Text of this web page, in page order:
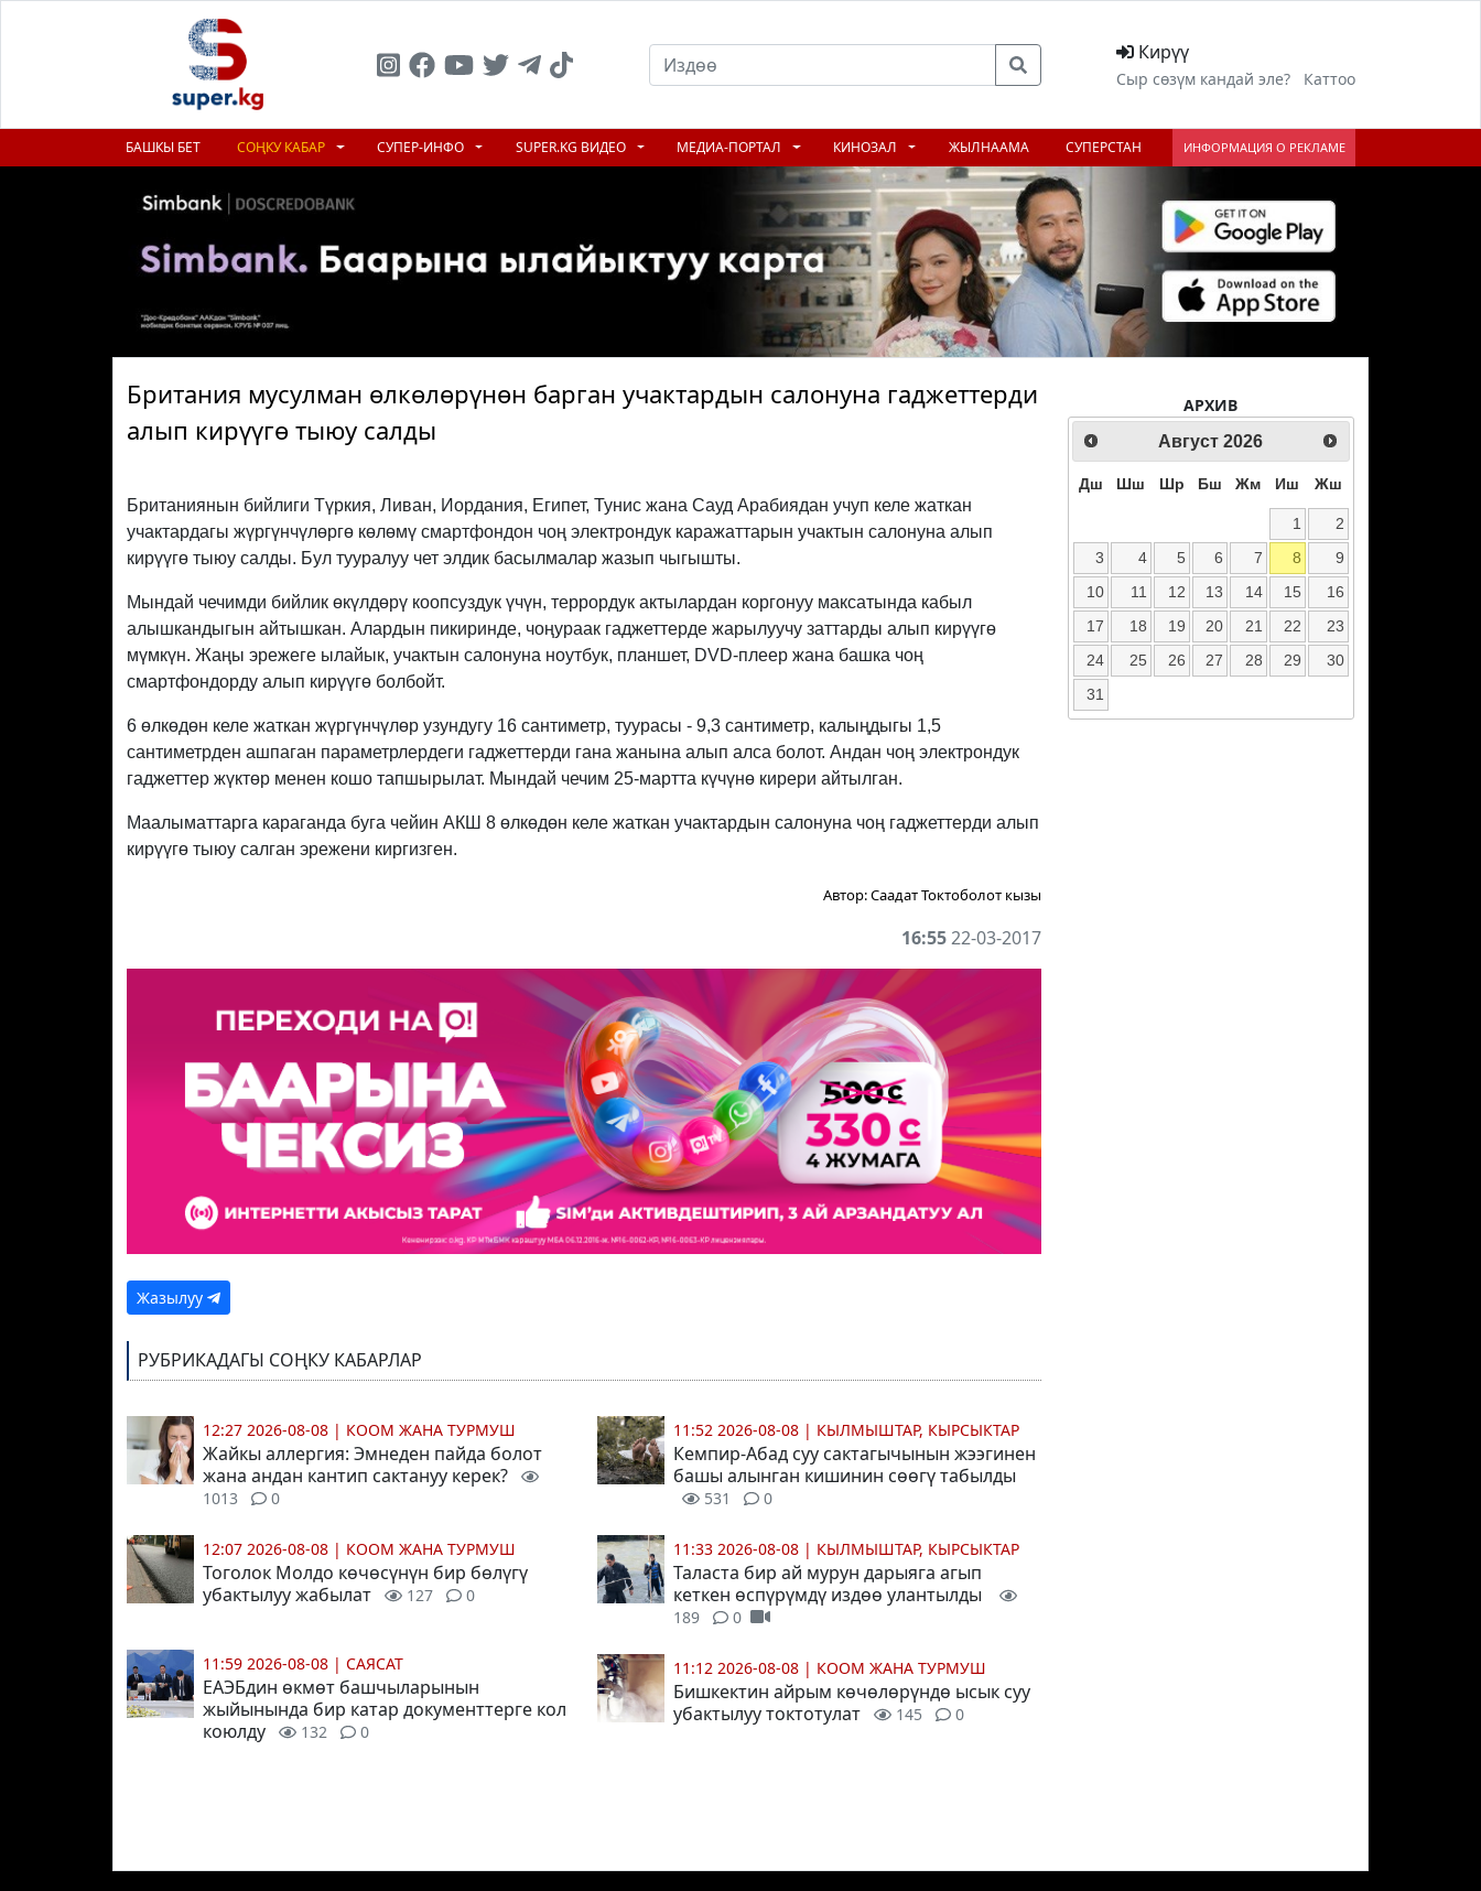
Кирүү
Сыр сөзүм кандай эле? Каттоо
БАШКЫ БЕТ СОҢКУ КАБАР СУПЕР-ИНФО SUPER.KG ВИДЕО МЕДИА-ПОРТАЛ КИНОЗАЛ ЖЫЛНААМА СУПЕРСТАН ИНФОРМАЦИЯ О РЕКЛАМЕ
Британия мусулман өлкөлөрүнөн барган учактардын салонуна гаджеттерди
алып кирүүгө тыюу салды
Британиянын бийлиги Түркия, Ливан, Иордания, Египет, Тунис жана Сауд Арабиядан учуп келе жаткан
учактардагы жүргүнчүлөргө көлөмү смартфондон чоң электрондук каражаттарын учактын салонуна алып
кирүүгө тыюу салды. Бул тууралуу чет элдик басылмалар жазып чыгышты.
Мындай чечимди бийлик өкүлдөрү коопсуздук үчүн, террордук актылардан коргонуу максатында кабыл
алышкандыгын айтышкан. Алардын пикиринде, чоңураак гаджеттерде жарылуучу заттарды алып кирүүгө
мүмкүн. Жаңы эрежеге ылайык, учактын салонуна ноутбук, планшет, DVD-плеер жана башка чоң
смартфондорду алып кирүүгө болбойт.
6 өлкөдөн келе жаткан жүргүнчүлөр узундугу 16 сантиметр, туурасы - 9,3 сантиметр, калыңдыгы 1,5
сантиметрден ашпаган параметрлердеги гаджеттерди гана жанына алып алса болот. Андан чоң электрондук
гаджеттер жүктөр менен кошо тапшырылат. Мындай чечим 25-мартта күчүнө кирери айтылган.
Маалыматтарга караганда буга чейин АКШ 8 өлкөдөн келе жаткан учактардын салонуна чоң гаджеттерди алып
кирүүгө тыюу салган эрежени киргизген.
Автор:Саадат Токтоболот кызы
16:5522-03-2017
Жазылуу
РУБРИКАДАГЫ СОҢКУ КАБАРЛАР
12:27 2026-08-08 | КООМ ЖАНА ТУРМУШ
Жайкы аллергия: Эмнеден пайда болот
жана андан кантип сактануу керек?
1013 0
12:07 2026-08-08 | КООМ ЖАНА ТУРМУШ
Тоголок Молдо көчөсүнүн бир бөлүгү
убактылуу жабылат
127 0
11:59 2026-08-08 | САЯСАТ
ЕАЭБдин өкмөт башчыларынын
жыйынында бир катар документтерге кол
коюлду
132 0
11:52 2026-08-08 | КЫЛМЫШТАР, КЫРСЫКТАР
Кемпир-Абад суу сактагычынын жээгинен
башы алынган кишинин сөөгү табылды
531 0
11:33 2026-08-08 | КЫЛМЫШТАР, КЫРСЫКТАР
Таласта бир ай мурун дарыяга агып
кеткен өспүрүмдү издөө улантылды
189 0
11:12 2026-08-08 | КООМ ЖАНА ТУРМУШ
Бишкектин айрым көчөлөрүндө ысык суу
убактылуу токтотулат
145 0
АРХИВ
Август 2026
Дш Шш Шр Бш Жм Иш Жш
1
2
3
4 5 6 7 8
9
10
11 12 13 14 15
16
17
18 19 20 21 22
23
24
25 26 27 28 29
30
31